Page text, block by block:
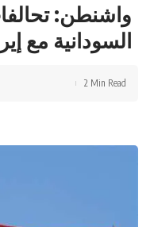
واشنطن:
السودانية مع
2 Min Read